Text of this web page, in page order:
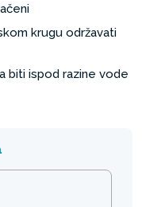
krugu održavati
biti ispod razine vode